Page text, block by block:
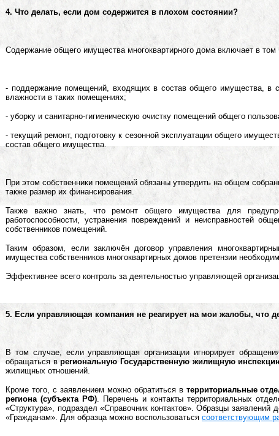
4. Что делать, если дом содержится в плохом состоянии?
Содержание общего имущества многоквартирного дома включает в том
- поддержание помещений, входящих в состав общего имущества, в
влажности в таких помещениях;
- уборку и санитарно-гигиеническую очистку помещений общего
- текущий ремонт, подготовку к сезонной эксплуатации общего
состав общего имущества.
При этом собственники помещений обязаны утвердить на общем
также размер их финансирования.
Также важно знать, что ремонт общего имущества для
работоспособности, устранения повреждений и неисправностей
собственников помещений.
Таким образом, если заключён договор управления
имущества собственников многоквартирных домов претензии
Эффективнее всего контроль за деятельностью управляющей
5. Если управляющая компания не реагирует на мои жалобы, что
В том случае, если управляющая организации игнорирует
обращаться врегиональную Государственную жилищную
жилищных отношений.
Кроме того, с заявлением можно обратиться в территориальные
региона (субъекта РФ). Перечень и контакты территориальных
«Структура», подраздел «Справочник контактов». Образцы
«Гражданам». Для образца можно воспользоваться соответствующим